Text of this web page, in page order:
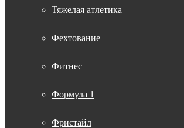
Тяжелая атлетика
Фехтование
Фитнес
Формула 1
Фристайл